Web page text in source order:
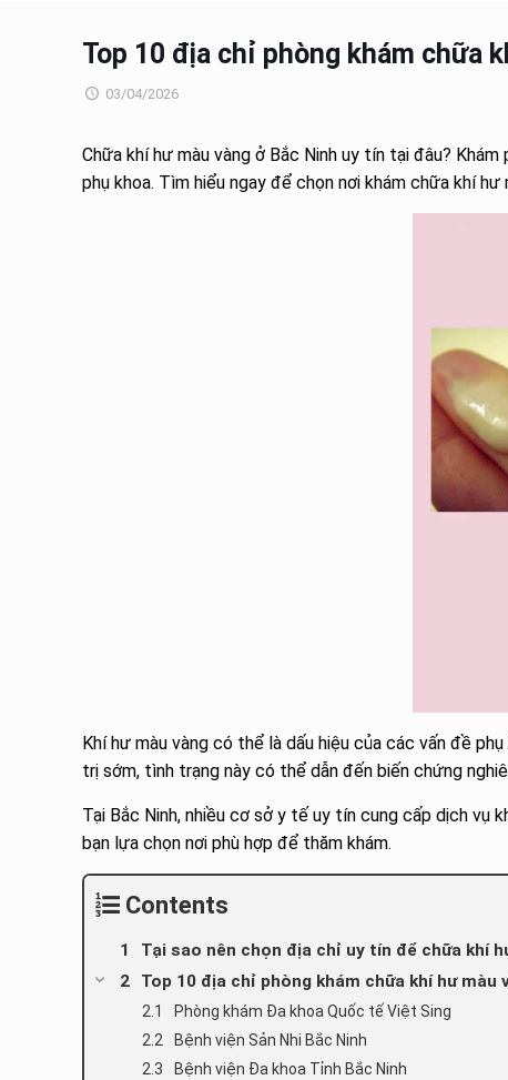
Top 10 địa chỉ phòng khám chữa
03/04/2026
Chữa khí hư màu vàng ở Bắc Ninh uy tín tại đâu?
phụ khoa. Tìm hiểu ngay để chọn nơi khám chữa khí
Khí hư màu vàng có thể là dấu hiệu của các vấn đề
trị sớm, tình trạng này có thể dẫn đến biến chứng
Tại Bắc Ninh, nhiều cơ sở y tế uy tín cung cấp dịch vụ
bạn lựa chọn nơi phù hợp để thăm khám.
Contents
Tại sao nên chọn địa chỉ uy tín để chữa khí
Top 10 địa chỉ phòng khám chữa khí hư màu
Phòng khám Đa khoa Quốc tế Việt Sing
Bệnh viện Sản Nhi Bắc Ninh
Bệnh viện Đa khoa Tỉnh Bắc Ninh